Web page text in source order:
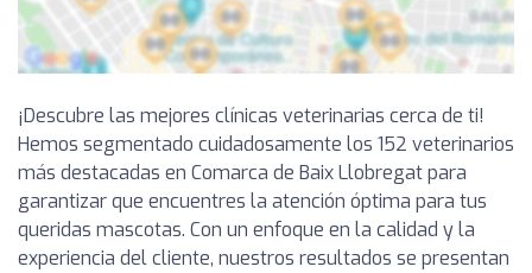
¡Descubre las mejores clínicas veterinarias cerca de ti!
Hemos segmentado cuidadosamente los 152 veterinarios
más destacadas en Comarca de Baix Llobregat para
garantizar que encuentres la atención óptima para tus
queridas mascotas. Con un enfoque en la calidad y la
experiencia del cliente, nuestros resultados se presentan